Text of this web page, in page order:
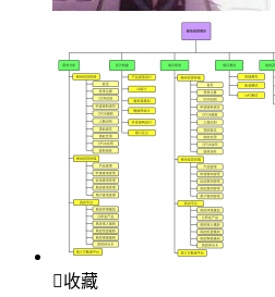
收藏